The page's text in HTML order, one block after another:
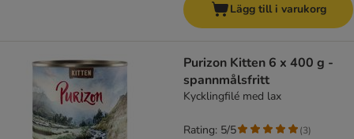
Lägg till i varukorg
Purizon Kitten 6 x 400 g -
spannmålsfritt
Kycklingfilé med lax
Rating: 5/5 (3)